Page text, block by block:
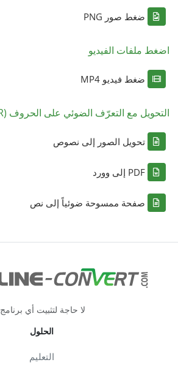
ضغط صور PNG
اضغط ملفات الفيديو
ضغط فيديو MP4
التحويل مع التعرّف الضوئي على الحروف (OCR)
تحويل الصور إلى نصوص
PDF إلى وورد
صفحة ممسوحة ضوئياً إلى نص
لا حاجة لتثبيت أي برنامج.
الحلول
التعليم